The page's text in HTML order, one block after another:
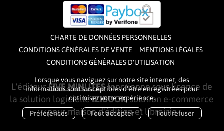
Lorsque vous naviguez sur notre site internet, des
informations sont susceptibles d'être enregistrées pour
optimiser votre expérience.
Préférences
Tout accepter Tout refuser
CHARTE DE DONNÉES PERSONNELLES
CONDITIONS GÉNÉRALES DE VENTE
MENTIONS LÉGALES
CONDITIONS GÉNÉRALES D'UTILISATION
L'éditeurFIVE MINUTESfonctionne sous licence de
la solution logicielleIZIBOOK, solution e-commerce
pour maison d'édition et librairie